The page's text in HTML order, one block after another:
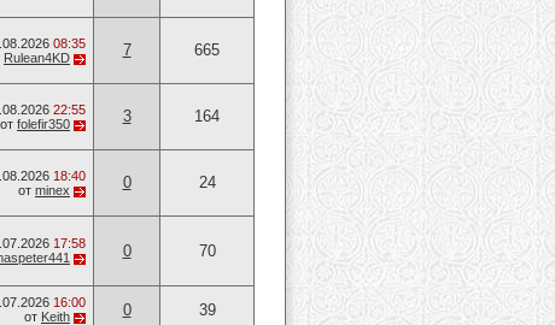
08:35
Rulean4KD 7 665
22:55
от folefir350 3 164
18:40
от minex 0 24
17:58
0 70
16:00
от Keith 0 39